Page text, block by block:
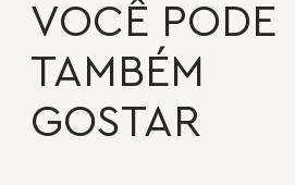
VOCÊ PODE
TAMBÉM
GOSTAR